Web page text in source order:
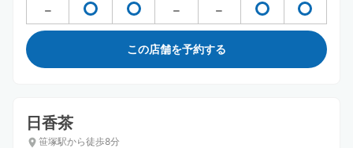
この店舗を予約する
日香茶
笹塚駅から徒歩8分